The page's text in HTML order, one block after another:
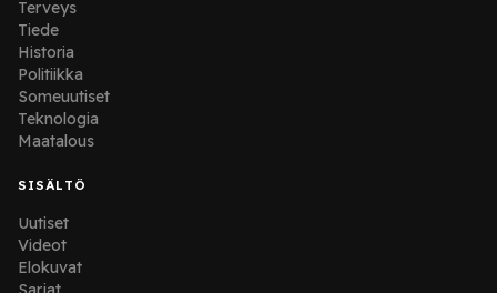
Terveys
Tiede
Historia
Politiikka
Someuutiset
Teknologia
Maatalous
SISÄLTÖ
Uutiset
Videot
Elokuvat